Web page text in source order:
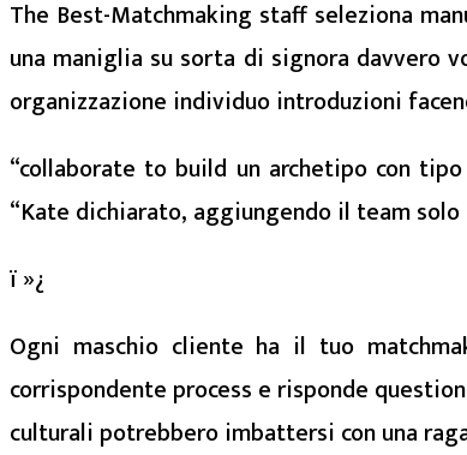
The Best-Matchmaking staff seleziona
una maniglia su sorta di signora davvero
organizzazione individuo introduzioni
“collaborate to build un archetipo con
“Kate dichiarato, aggiungendo il team
ï »¿
Ogni maschio cliente ha il tuo
corrispondente process e risponde
culturali potrebbero imbattersi con una